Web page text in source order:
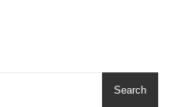
Search